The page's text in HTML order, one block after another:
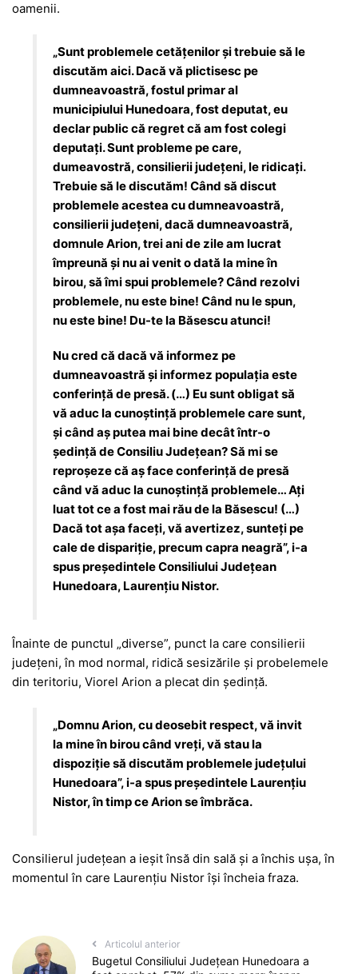
oamenii.
„Sunt problemele cetățenilor și trebuie să le
discutăm aici. Dacă vă plictisesc pe
dumneavoastră, fostul primar al
municipiului Hunedoara, fost deputat, eu
declar public că regret că am fost colegi
deputați. Sunt probleme pe care,
dumeavostră, consilierii județeni, le ridicați.
Trebuie să le discutăm! Când să discut
problemele acestea cu dumneavoastră,
consilierii județeni, dacă dumneavoastră,
domnule Arion, trei ani de zile am lucrat
împreună și nu ai venit o dată la mine în
birou, să îmi spui problemele? Când rezolvi
problemele, nu este bine! Când nu le spun,
nu este bine! Du-te la Băsescu atunci!
Nu cred că dacă vă informez pe
dumneavoastră și informez populația este
conferință de presă. (…) Eu sunt obligat să
vă aduc la cunoștință problemele care sunt,
și când aș putea mai bine decât într-o
ședință de Consiliu Județean? Să mi se
reproșeze că aș face conferință de presă
când vă aduc la cunoștință problemele… Ați
luat tot ce a fost mai rău de la Băsescu! (…)
Dacă tot așa faceți, vă avertizez, sunteți pe
cale de dispariție, precum capra neagră”, i-a
spus președintele Consiliului Județean
Hunedoara, Laurențiu Nistor.
Înainte de punctul „diverse”, punct la care consilierii
județeni, în mod normal, ridică sesizările și probelemele
din teritoriu, Viorel Arion a plecat din ședință.
„Domnu Arion, cu deosebit respect, vă invit
la mine în birou când vreți, vă stau la
dispoziție să discutăm problemele județului
Hunedoara”, i-a spus președintele Laurențiu
Nistor, în timp ce Arion se îmbrăca.
Consilierul județean a ieșit însă din sală și a închis ușa, în
momentul în care Laurențiu Nistor își încheia fraza.
Articolul anterior
Bugetul Consiliului Județean Hunedoara a